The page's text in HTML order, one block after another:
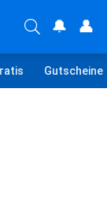
🔔 👤
Gutscheine